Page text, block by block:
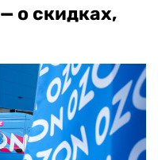
о скидках,